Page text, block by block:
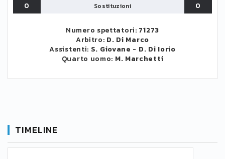
0
Sostituzioni 0
Numero spettatori: 71273
Arbitro: D. Di Marco
Assistenti: S. Giovane - D. Di Iorio
Quarto uomo: M. Marchetti
TIMELINE